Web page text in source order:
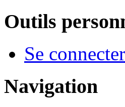
Outils
Se connecter
Navigation